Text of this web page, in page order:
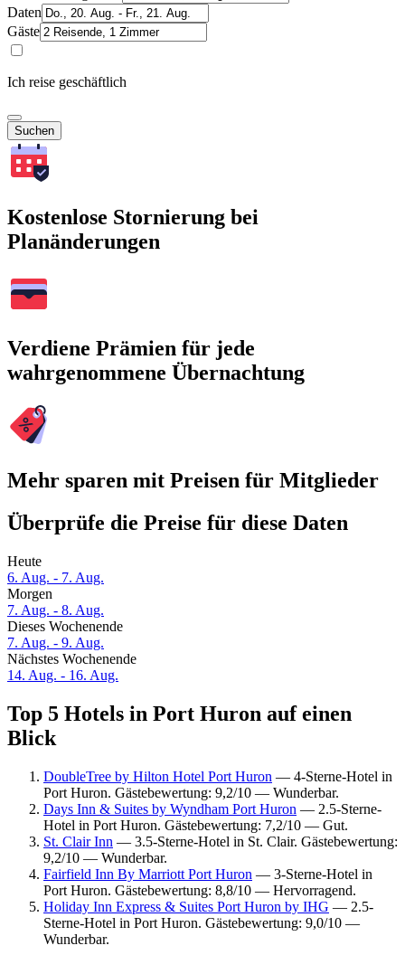
Daten
Gäste
Ich reise geschäftlich
Suchen
Kostenlose Stornierung bei
Planänderungen
Verdiene Prämien für jede
wahrgenommene Übernachtung
Mehr sparen mit Preisen für Mitglieder
Überprüfe die Preise für diese Daten
Heute
6. Aug. - 7. Aug.
Morgen
7. Aug. - 8. Aug.
Dieses Wochenende
7. Aug. - 9. Aug.
Nächstes Wochenende
14. Aug. - 16. Aug.
Top 5 Hotels in Port Huron auf einen
Blick
DoubleTree by Hilton Hotel Port Huron — 4-Sterne-Hotel in
Port Huron. Gästebewertung: 9,2/10 — Wunderbar.
Days Inn & Suites by Wyndham Port Huron — 2.5-Sterne-
Hotel in Port Huron. Gästebewertung: 7,2/10 — Gut.
St. Clair Inn — 3.5-Sterne-Hotel in St. Clair. Gästebewertung:
9,2/10 — Wunderbar.
Fairfield Inn By Marriott Port Huron — 3-Sterne-Hotel in
Port Huron. Gästebewertung: 8,8/10 — Hervorragend.
Holiday Inn Express & Suites Port Huron by IHG — 2.5-
Sterne-Hotel in Port Huron. Gästebewertung: 9,0/10 —
Wunderbar.